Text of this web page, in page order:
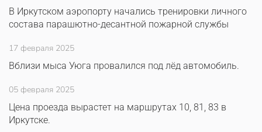
В Иркутском аэропорту начались тренировки личного
состава парашютно-десантной пожарной службы
17 февраля 2025
Вблизи мыса Уюга провалился под лёд автомобиль.
05 февраля 2025
Цена проезда вырастет на маршрутах 10, 81, 83 в
Иркутске.